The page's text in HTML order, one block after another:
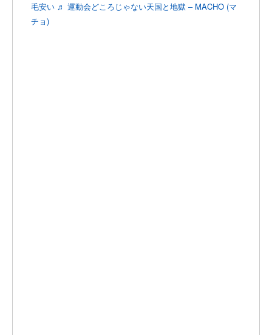
毛安い ♬ 運動会どころじゃない天国と地獄 – MACHO (マ
チョ)